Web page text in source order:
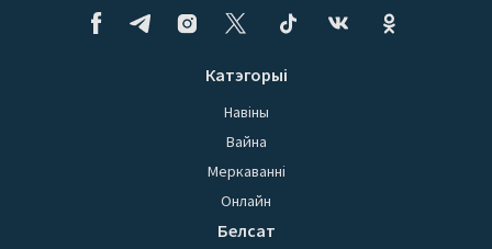
Катэгорыі
Навіны
Вайна
Меркаванні
Онлайн
Белсат